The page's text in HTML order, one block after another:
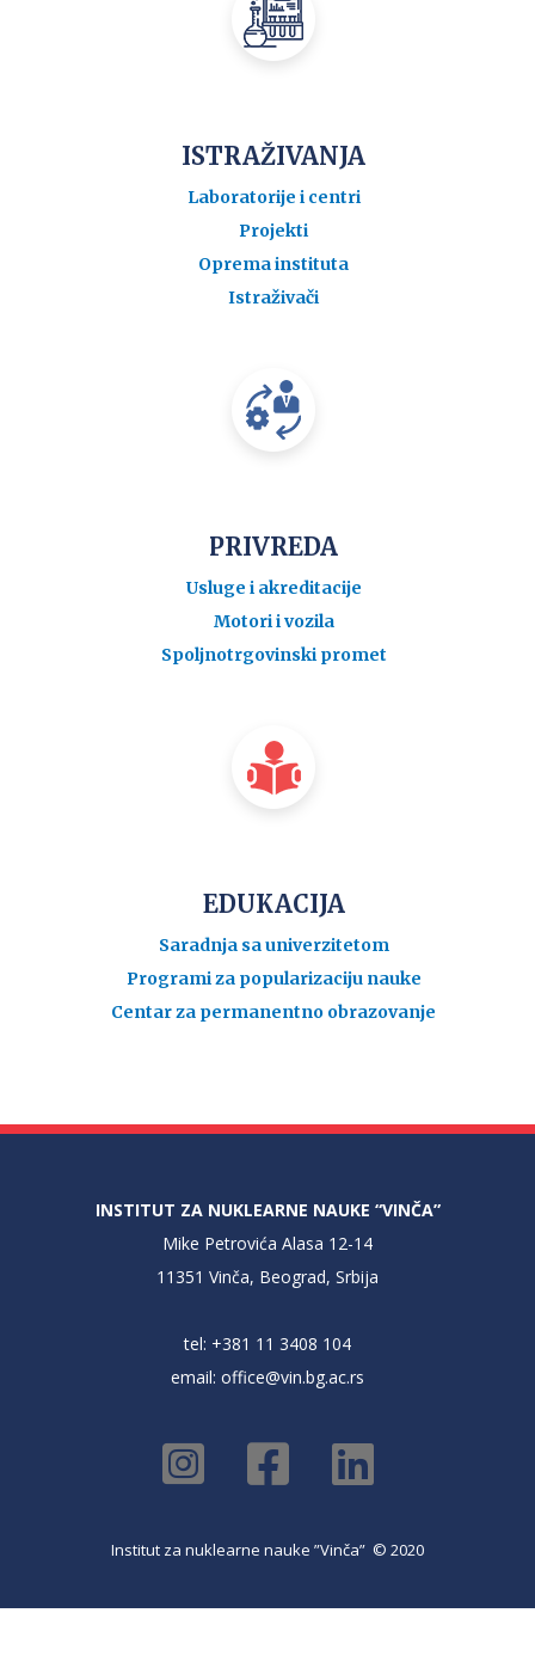
ISTRAŽIVANJA
Laboratorije i centri
Projekti
Oprema instituta
Istraživači
PRIVREDA
Usluge i akreditacije
Motori i vozila
Spoljnotrgovinski promet
EDUKACIJA
Saradnja sa univerzitetom
Programi za popularizaciju nauke
Centar za permanentno obrazovanje
INSTITUT ZA NUKLEARNE NAUKE “VINČA”
Mike Petrovića Alasa 12-14
11351 Vinča, Beograd, Srbija
tel: +381 11 3408 104
email: office@vin.bg.ac.rs
Institut za nuklearne nauke ”Vinča” © 2020